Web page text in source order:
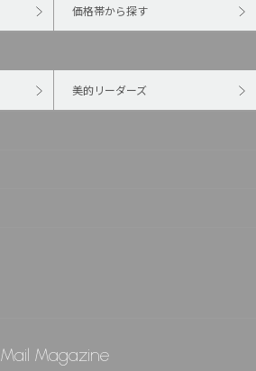
価格帯から探す
美的リーダーズ
Mail Magazine